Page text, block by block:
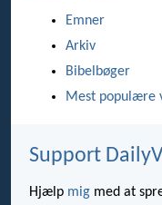
Emner
Arkiv
Bibelbøger
Mest populære
Support
Hjælp mig med at